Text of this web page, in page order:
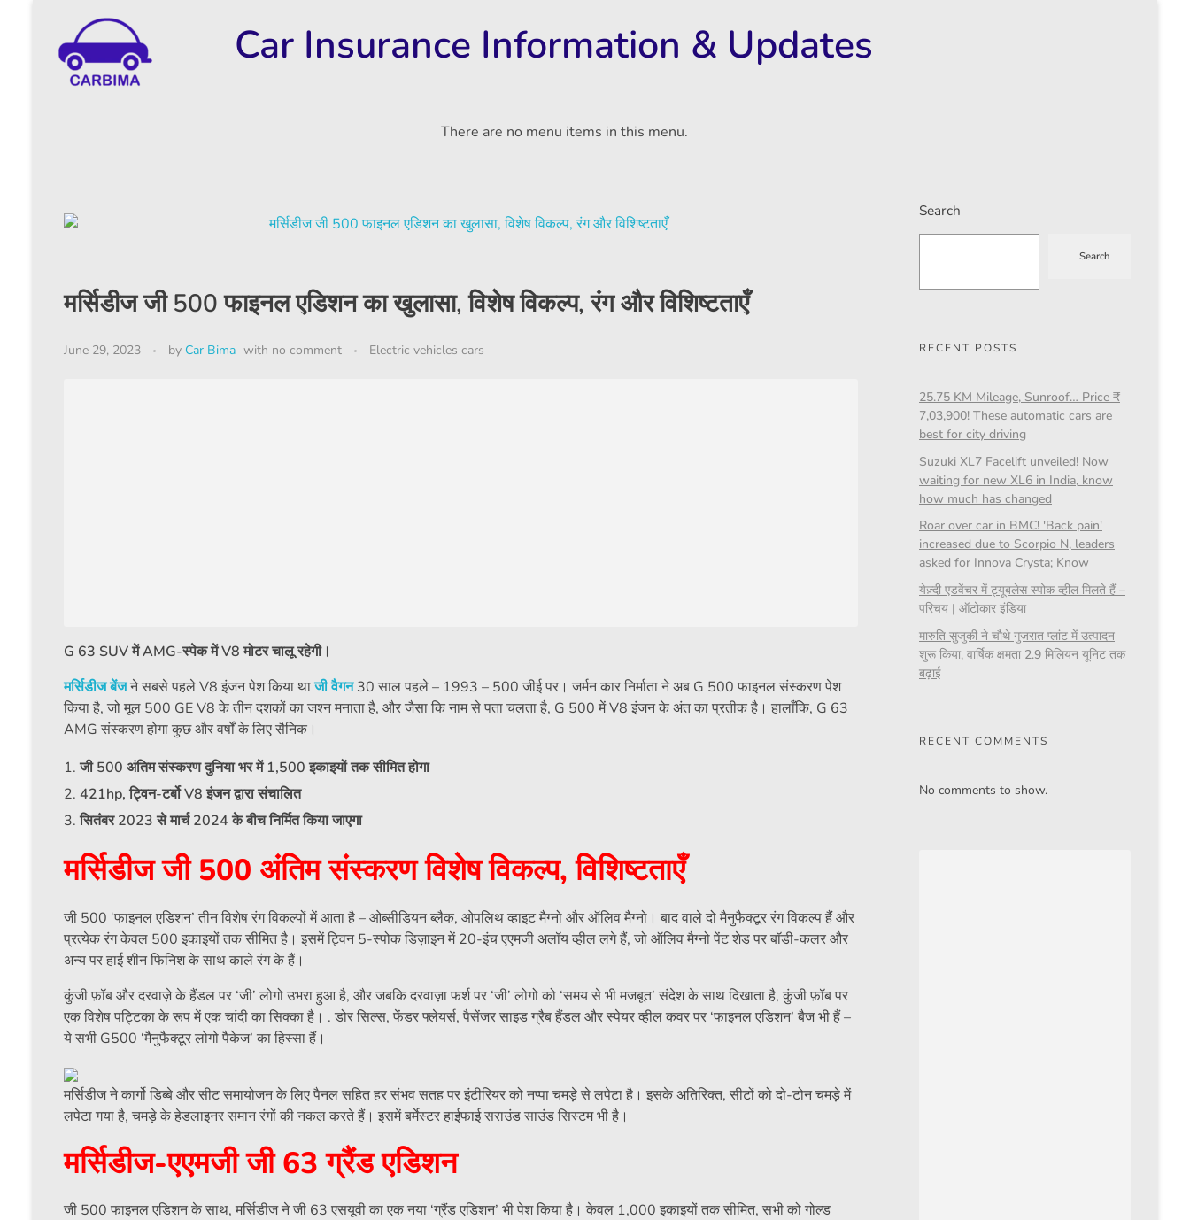
Car Insurance Information & Updates
There are no menu items in this menu.
मर्सिडीज जी 500 फाइनल एडिशन का खुलासा, विशेष विकल्प, रंग और विशिष्टताएँ
June 29, 2023 by Car Bima with no comment Electric vehicles cars
G 63 SUV में AMG-स्पेक में V8 मोटर चालू रहेगी।
मर्सिडीज बेंजने सबसे पहले V8 इंजन पेश किया थाजी वैगन30 साल पहले – 1993 – 500 जीई पर। जर्मन कार निर्माता ने अब G 500 फाइनल संस्करण पेश
किया है, जो मूल 500 GE V8 के तीन दशकों का जश्न मनाता है, और जैसा कि नाम से पता चलता है, G 500 में V8 इंजन के अंत का प्रतीक है। हालाँकि, G 63
AMG संस्करण होगा कुछ और वर्षों के लिए सैनिक।
जी 500 अंतिम संस्करण दुनिया भर में 1,500 इकाइयों तक सीमित होगा
421hp, ट्विन-टर्बो V8 इंजन द्वारा संचालित
सितंबर 2023 से मार्च 2024 के बीच निर्मित किया जाएगा
मर्सिडीज जी 500 अंतिम संस्करण विशेष विकल्प, विशिष्टताएँ
जी 500 ‘फाइनल एडिशन’ तीन विशेष रंग विकल्पों में आता है – ओब्सीडियन ब्लैक, ओपलिथ व्हाइट मैग्नो और ऑलिव मैग्नो। बाद वाले दो मैनुफैक्टूर रंग विकल्प हैं और
प्रत्येक रंग केवल 500 इकाइयों तक सीमित है। इसमें ट्विन 5-स्पोक डिज़ाइन में 20-इंच एएमजी अलॉय व्हील लगे हैं, जो ऑलिव मैग्नो पेंट शेड पर बॉडी-कलर और
अन्य पर हाई शीन फिनिश के साथ काले रंग के हैं।
कुंजी फ़ॉब और दरवाज़े के हैंडल पर ‘जी’ लोगो उभरा हुआ है, और जबकि दरवाज़ा फर्श पर ‘जी’ लोगो को ‘समय से भी मजबूत’ संदेश के साथ दिखाता है, कुंजी फ़ॉब पर
एक विशेष पट्टिका के रूप में एक चांदी का सिक्का है। . डोर सिल्स, फेंडर फ्लेयर्स, पैसेंजर साइड ग्रैब हैंडल और स्पेयर व्हील कवर पर ‘फाइनल एडिशन’ बैज भी हैं –
ये सभी G500 ‘मैनुफैक्टूर लोगो पैकेज’ का हिस्सा हैं।
मर्सिडीज ने कार्गो डिब्बे और सीट समायोजन के लिए पैनल सहित हर संभव सतह पर इंटीरियर को नप्पा चमड़े से लपेटा है। इसके अतिरिक्त, सीटों को दो-टोन चमड़े में
लपेटा गया है, चमड़े के हेडलाइनर समान रंगों की नकल करते हैं। इसमें बर्मेस्टर हाईफाई सराउंड साउंड सिस्टम भी है।
मर्सिडीज-एएमजी जी 63 ग्रैंड एडिशन
जी 500 फाइनल एडिशन के साथ, मर्सिडीज ने जी 63 एसयूवी का एक नया ‘ग्रैंड एडिशन’ भी पेश किया है। केवल 1,000 इकाइयों तक सीमित, सभी को गोल्ड
Search
Search
RECENT POSTS
25.75 KM Mileage, Sunroof… Price ₹
7,03,900! These automatic cars are
best for city driving
Suzuki XL7 Facelift unveiled! Now
waiting for new XL6 in India, know
how much has changed
Roar over car in BMC! 'Back pain'
increased due to Scorpio N, leaders
asked for Innova Crysta; Know
येज़्दी एडवेंचर में ट्यूबलेस स्पोक व्हील मिलते हैं –
परिचय | ऑटोकार इंडिया
मारुति सुजुकी ने चौथे गुजरात प्लांट में उत्पादन
शुरू किया, वार्षिक क्षमता 2.9 मिलियन यूनिट तक
बढ़ाई
RECENT COMMENTS
No comments to show.